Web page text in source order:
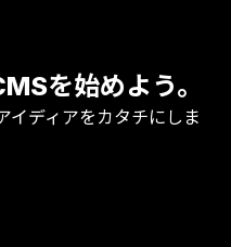
を始めよう。
イディアをカタチにしま